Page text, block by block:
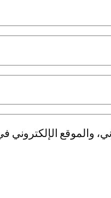
والموقع الإلكتروني